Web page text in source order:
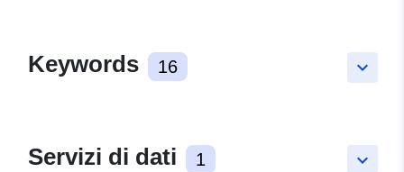
keyboard_arrow_down
Keywords 16
keyboard_arrow_down
Servizi di dati 1